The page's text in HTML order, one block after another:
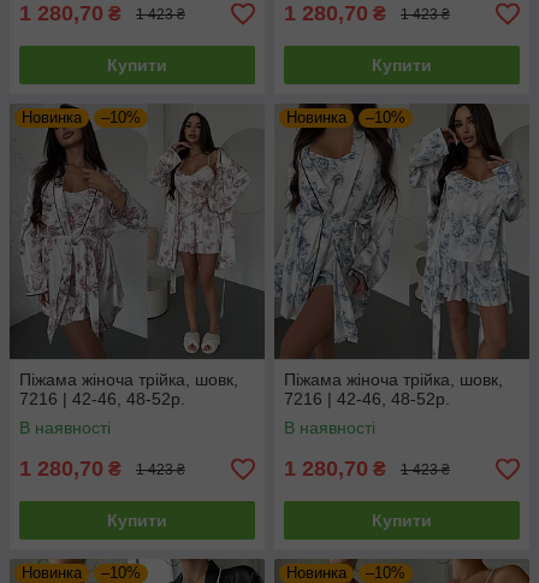
1 280,70 ₴ 1 423 ₴
Купити
1 280,70 ₴ 1 423 ₴
Купити
Новинка –10%
Піжама жіноча трійка, шовк,
7216 | 42-46, 48-52р.
В наявності
1 280,70 ₴ 1 423 ₴
Купити
Новинка –10%
Піжама жіноча трійка, шовк,
7216 | 42-46, 48-52р.
В наявності
1 280,70 ₴ 1 423 ₴
Купити
Новинка –10% Новинка –10%